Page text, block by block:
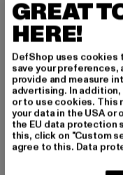
Hersteller Farbe:
Elasthan
Art.Nr: PD00010511-
Hersteller: Urban
Schanzenstraße 41 |
GREAT
HERE!
DefShop uses cookies
save your preferences,
provide and measure
advertising. In
or to use cookies. This
your data in the USA
the EU data protection
this, click on "Custom
agree to this. Data